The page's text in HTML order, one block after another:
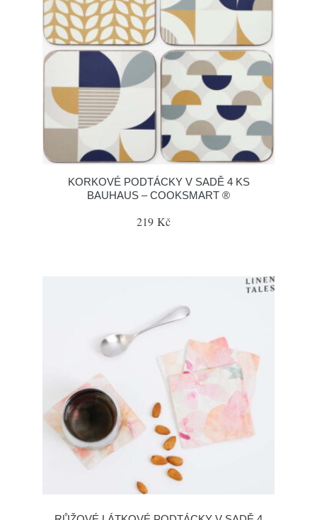
KORKOVÉ PODTÁCKY V SADĚ 4 KS
BAUHAUS – COOKSMART ®
219 Kč